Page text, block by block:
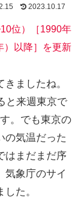
2023.10.17
位）［1990年
）以降］を更新
ましたね。
と来週東京で
。でも東京の
の気温だった
はまだまだ序
気象庁のサイ
た。